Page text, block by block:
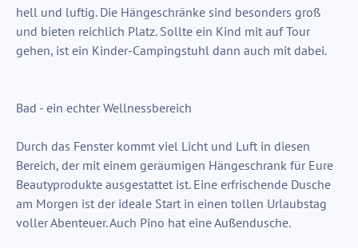
hell und luftig. Die Hängeschränke sind besonders groß
und bieten reichlich Platz. Sollte ein Kind mit auf Tour
gehen, ist ein Kinder-Campingstuhl dann auch mit dabei.
Bad - ein echter Wellnessbereich
Durch das Fenster kommt viel Licht und Luft in diesen
Bereich, der mit einem geräumigen Hängeschrank für Eure
Beautyprodukte ausgestattet ist. Eine erfrischende Dusche
am Morgen ist der ideale Start in einen tollen Urlaubstag
voller Abenteuer. Auch Pino hat eine Außendusche.